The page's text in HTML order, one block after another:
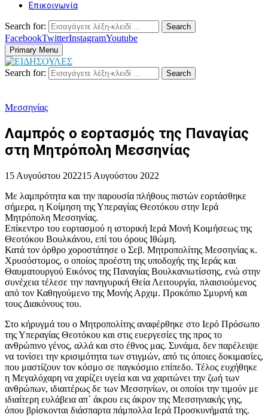
Επικοινωνία
Search for: Search
FacebookTwitterInstagramYoutube
Primary Menu
Search for: Search
Μεσσηνίας
Λαμπρός ο εορτασμός της Παναγίας
στη Μητρόπολη Μεσσηνίας
15 Αυγούστου 202215 Αυγούστου 2022
Με λαμπρότητα και την παρουσία πλήθους πιστών εορτάσθηκε
σήμερα, η Κοίμηση της Υπεραγίας Θεοτόκου στην Ιερά
Μητρόπολη Μεσσηνίας.
Επίκεντρο του εορτασμού η ιστορική Ιερά Μονή Κοιμήσεως της
Θεοτόκου Βουλκάνου, επί του όρους Ιθώμη.
Κατά τον όρθρο χοροστάτησε ο Σεβ. Μητροπολίτης Μεσσηνίας κ.
Χρυσόστομος, ο οποίος προέστη της υποδοχής της Ιεράς και
Θαυματουργού Εικόνος της Παναγίας Βουλκανιωτίσσης, ενώ στην
συνέχεια τέλεσε την πανηγυρική Θεία Λειτουργία, πλαισιούμενος
από τον Καθηγούμενο της Μονής Αρχιμ. Προκόπιο Σμυρνή και
τους Διακόνους του.
Στο κήρυγμά του ο Μητροπολίτης αναφέρθηκε στο Ιερό Πρόσωπο
της Υπεραγίας Θεοτόκου και στις ευεργεσίες της προς το
ανθρώπινο γένος, αλλά και στο έθνος μας. Συνάμα, δεν παρέλειψε
να τονίσει την κρισιμότητα των στιγμών, από τις όποιες δοκιμασίες,
που μαστίζουν τον κόσμο σε παγκόσμιο επίπεδο. Τέλος ευχήθηκε
η Μεγαλόχαρη να χαρίζει υγεία και να χαριτώνει την ζωή των
ανθρώπων, ιδιαιτέρως δε των Μεσσηνίων, οι οποίοι την τιμούν με
ιδιαίτερη ευλάβεια απ΄ άκρου εις άκρον της Μεσσηνιακής γης,
όπου βρίσκονται διάσπαρτα πάμπολλα Ιερά Προσκυνήματά της.